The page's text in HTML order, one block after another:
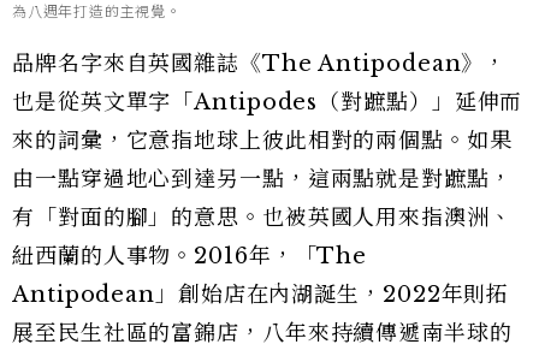
為八週年打造的主視覺。
品牌名字來自英國雜誌《The Antipodean》，
也是從英文單字「Antipodes（對蹠點）」延伸而
來的詞彙，它意指地球上彼此相對的兩個點。如果
由一點穿過地心到達另一點，這兩點就是對蹠點，
有「對面的腳」的意思。也被英國人用來指澳洲、
紐西蘭的人事物。2016年，「The
Antipodean」創始店在內湖誕生，2022年則拓
展至民生社區的富錦店，八年來持續傳遞南半球的